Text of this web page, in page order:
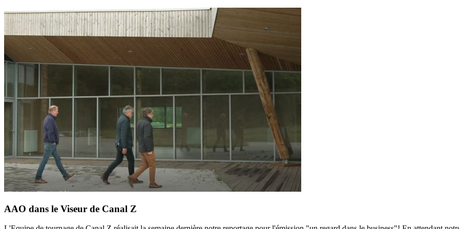
AAO dans le Viseur de Canal Z